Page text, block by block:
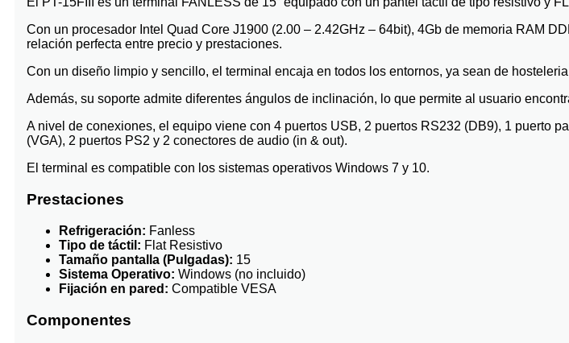
Con un procesador Intel Quad Core J1900 (2.00 – 2.42GHz – 64bit), 4Gb de memoria RAM
relación perfecta entre precio y prestaciones.
Con un diseño limpio y sencillo, el terminal encaja en todos los entornos, ya sean de
Además, su soporte admite diferentes ángulos de inclinación, lo que permite al usuario
A nivel de conexiones, el equipo viene con 4 puertos USB, 2 puertos RS232 (DB9), 1 puerto
(VGA), 2 puertos PS2 y 2 conectores de audio (in & out).
El terminal es compatible con los sistemas operativos Windows 7 y 10.
Prestaciones
Refrigeración: Fanless
Tipo de táctil: Flat Resistivo
Tamaño pantalla (Pulgadas): 15
Sistema Operativo: Windows (no incluido)
Fijación en pared: Compatible VESA
Componentes